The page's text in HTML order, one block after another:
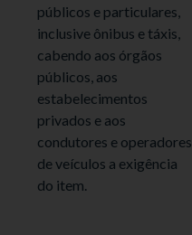
públicos e particulares,
inclusive ônibus e táxis,
cabendo aos órgãos
públicos, aos
estabelecimentos
privados e aos
condutores e operadores
de veículos a exigência
do item.